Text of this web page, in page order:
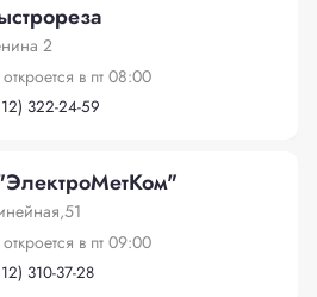
2
откроется в пт 08:00
322-24-59
откроется в пт 09:00
310-37-28